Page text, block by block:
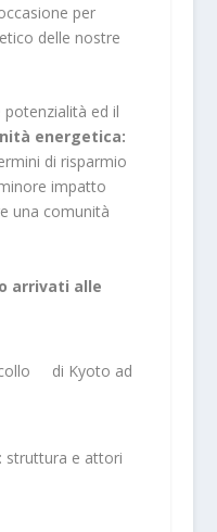
per
delle nostre
ed il
energetica:
di risparmio
impatto
una comunità
arrivati alle
di Kyoto ad
struttura e attori